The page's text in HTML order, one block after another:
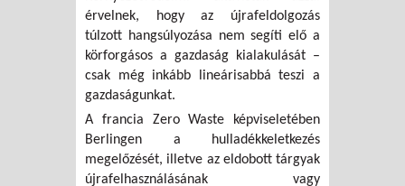
érvelnek, hogy az újrafeldolgozás
túlzott hangsúlyozása nem segíti elő a
körforgásos a gazdaság kialakulását –
csak még inkább lineárisabbá teszi a
gazdaságunkat.
A francia Zero Waste képviseletében
Berlingen a hulladékkeletkezés
megelőzését, illetve az eldobott tárgyak
újrafelhasználásának vagy